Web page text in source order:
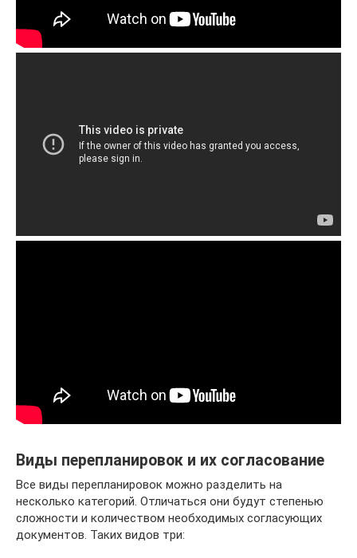
Виды перепланировок и их согласование
Все виды перепланировок можно разделить на
несколько категорий. Отличаться они будут степенью
сложности и количеством необходимых согласующих
документов. Таких видов три: